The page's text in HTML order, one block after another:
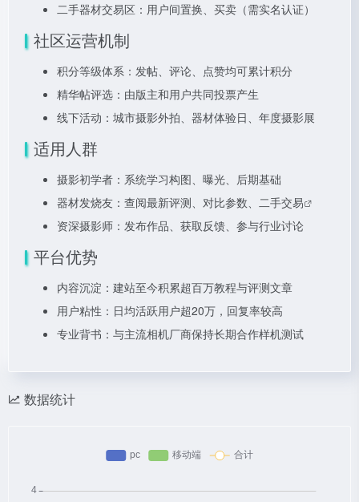
二手器材交易区：用户间置换、买卖（需实名认证）
社区运营机制
积分等级体系：发帖、评论、点赞均可累计积分
精华帖评选：由版主和用户共同投票产生
线下活动：城市摄影外拍、器材体验日、年度摄影展
适用人群
摄影初学者：系统学习构图、曝光、后期基础
器材发烧友：查阅最新评测、对比参数、 二手交易
资深摄影师：发布作品、获取反馈、参与行业讨论
平台优势
内容沉淀：建站至今积累超百万教程与评测文章
用户粘性：日均活跃用户超20万，回复率较高
专业背书：与主流相机厂商保持长期合作样机测试
数据统计